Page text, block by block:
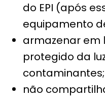
do EPI (após
equipamento
armazenar em
protegido da
contaminantes;
não